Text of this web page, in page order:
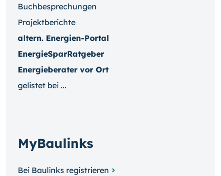
Buchbesprechungen
Projektberichte
altern. Energien-Portal
EnergieSparRatgeber
Energieberater vor Ort
gelistet bei ...
MyBaulinks
Bei Baulinks registrieren